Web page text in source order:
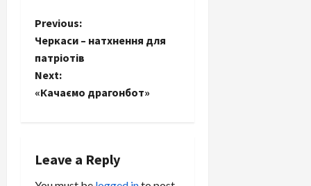
P
o
s
Previous:
Черкаси – натхнення для
патріотів
Next:
«Качаємо драгонбот»
Leave a Reply